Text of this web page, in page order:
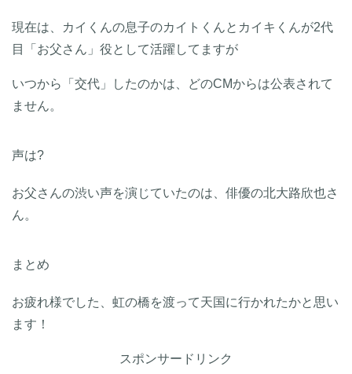
現在は、カイくんの息子のカイトくんとカイキくんが2代
目「お父さん」役として活躍してますが
いつから「交代」したのかは、どのCMからは公表されて
ません。
声は?
お父さんの渋い声を演じていたのは、俳優の北大路欣也さ
ん。
まとめ
お疲れ様でした、虹の橋を渡って天国に行かれたかと思い
ます！
スポンサードリンク